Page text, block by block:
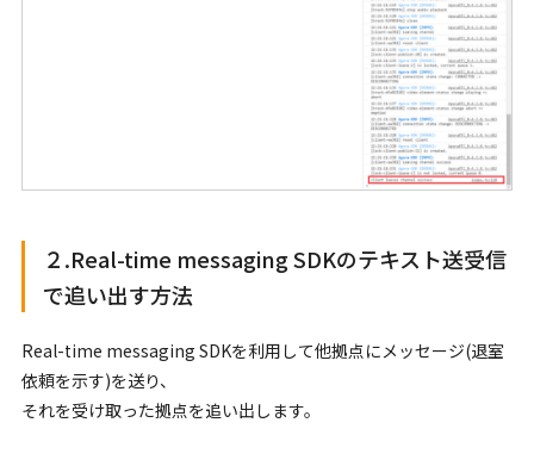
２.Real-time messaging SDKのテキスト送受信
で追い出す方法
Real-time messaging SDKを利用して他拠点にメッセージ(退室
依頼を示す)を送り、
それを受け取った拠点を追い出します。